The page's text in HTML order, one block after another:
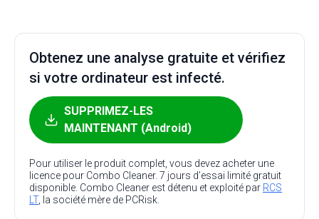
Obtenez une analyse gratuite et vérifiez
si votre ordinateur est infecté.
SUPPRIMEZ-LES
MAINTENANT (Android)
Pour utiliser le produit complet, vous devez acheter une
licence pour Combo Cleaner. 7 jours d’essai limité gratuit
disponible. Combo Cleaner est détenu et exploité par RCS
LT, la société mère de PCRisk.